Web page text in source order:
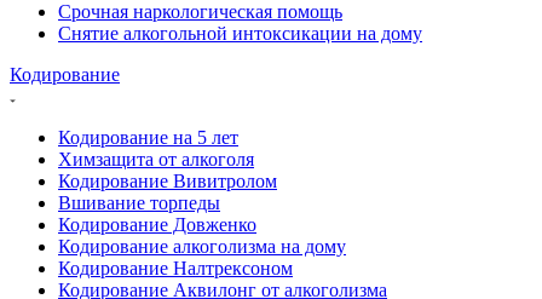
Срочная наркологическая помощь
Снятие алкогольной интоксикации на дому
Кодирование
Кодирование на 5 лет
Химзащита от алкоголя
Кодирование Вивитролом
Вшивание торпеды
Кодирование Довженко
Кодирование алкоголизма на дому
Кодирование Налтрексоном
Кодирование Аквилонг от алкоголизма